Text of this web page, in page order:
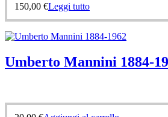
150,00 €Leggi tutto
Umberto Mannini 1884-